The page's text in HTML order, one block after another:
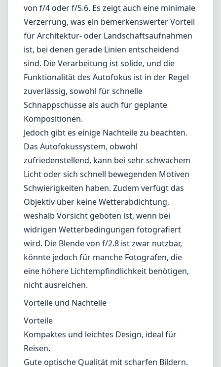
Jedoch gibt es einige Nachteile zu beachten.
Das Autofokussystem, obwohl
zufriedenstellend, kann bei sehr schwachem
Licht oder sich schnell bewegenden Motiven
Schwierigkeiten haben. Zudem verfügt das
Objektiv über keine Wetterabdichtung,
weshalb Vorsicht geboten ist, wenn bei
widrigen Wetterbedingungen fotografiert
wird. Die Blende von f/2.8 ist zwar nutzbar,
könnte jedoch für manche Fotografen, die
eine höhere Lichtempfindlichkeit benötigen,
nicht ausreichen.
Vorteile und Nachteile
Vorteile
Kompaktes und leichtes Design, ideal für
Reisen.
Gute optische Qualität mit scharfen Bildern.
Minimale Verzerrung, perfekt für
Landschaften und Architektur.
Sanftes Bokeh durch die 7-blättrige Blende.
Autofokus kann bei schwachem Licht
Schwierigkeiten haben.
Keine Wetterabdichtung.
Die begrenzte maximale Blendenöffnung
könnte für einige weniger lichtstarke